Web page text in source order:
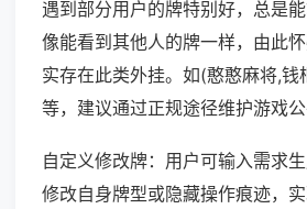
遇到部分用户的牌特别好，总是
像能看到其他人的牌一样，由此
实存在此类外挂。如(憨憨麻将,钱
等，建议通过正规途径维护游戏公
自定义修改牌：用户可输入需求生
修改自身牌型或隐藏操作痕迹，